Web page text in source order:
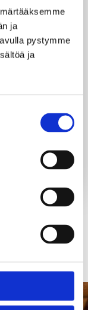
ja
pystymme
ja
on
vuorolla
hemmottelet